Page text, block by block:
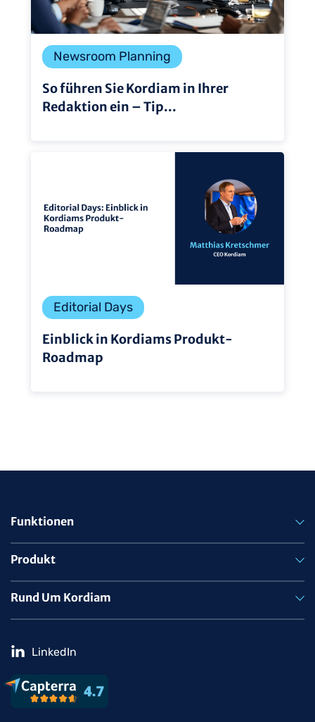
Newsroom Planning
So führen Sie Kordiam in Ihrer
Redaktion ein – Tip...
Editorial Days
Einblick in Kordiams Produkt-
Roadmap
Funktionen
Produkt
Rund Um Kordiam
LinkedIn